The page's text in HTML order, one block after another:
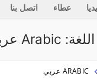
عطاء اتصل بنا
Arabic عربي
ARABIC عربي